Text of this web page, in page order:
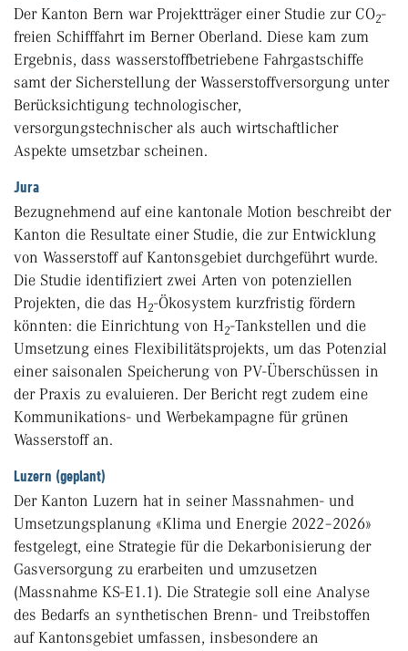
Der Kanton Bern war Projektträger einer Studie zur CO2-
freien Schifffahrt im Berner Oberland. Diese kam zum
Ergebnis, dass wasserstoffbetriebene Fahrgastschiffe
samt der Sicherstellung der Wasserstoffversorgung unter
Berücksichtigung technologischer,
versorgungstechnischer als auch wirtschaftlicher
Aspekte umsetzbar scheinen.
Jura
Bezugnehmend auf eine kantonale Motion beschreibt der
Kanton die Resultate einer Studie, die zur Entwicklung
von Wasserstoff auf Kantonsgebiet durchgeführt wurde.
Die Studie identifiziert zwei Arten von potenziellen
Projekten, die das H2-Ökosystem kurzfristig fördern
könnten: die Einrichtung von H2-Tankstellen und die
Umsetzung eines Flexibilitätsprojekts, um das Potenzial
einer saisonalen Speicherung von PV-Überschüssen in
der Praxis zu evaluieren. Der Bericht regt zudem eine
Kommunikations- und Werbekampagne für grünen
Wasserstoff an.
Luzern (geplant)
Der Kanton Luzern hat in seiner Massnahmen- und
Umsetzungsplanung «Klima und Energie 2022–2026»
festgelegt, eine Strategie für die Dekarbonisierung der
Gasversorgung zu erarbeiten und umzusetzen
(Massnahme KS-E1.1). Die Strategie soll eine Analyse
des Bedarfs an synthetischen Brenn- und Treibstoffen
auf Kantonsgebiet umfassen, insbesondere an